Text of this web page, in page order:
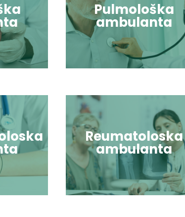
Pulmološka
ambulanta
Reumatoloska
ambulanta